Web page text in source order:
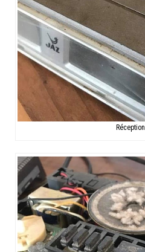
Réception